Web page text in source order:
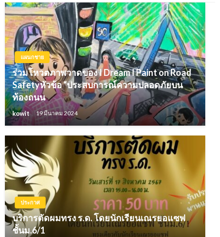
แผนกชาย
ร่วมโหวตภาพวาดของ I Dream I Paint on Road
Safetyหัวข้อ “ประสบการณ์ความปลอดภัยบน
ท้องถนน
kowit 19 มีนาคม 2024
ประกาศ
บริการตัดผมทรง ร.ด. โดยนักเรียนเณรยอแซฟ
ชั้นม.6/1